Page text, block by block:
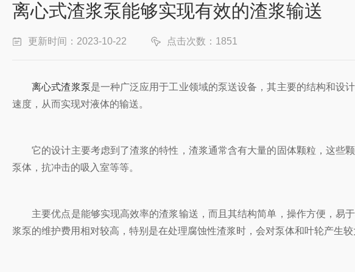
离心式渣浆泵能够实现有效的渣浆输送
更新时间：2023-10-22 点击次数：1851
离心式渣浆泵是一种广泛应用于工业领域的泵送设备，其主要的结构和设
速度，从而实现对液体的输送。
它的设计主要考虑到了渣浆的特性，渣浆通常含有大量的固体颗粒，这些
泵体，抗冲击的吸入室等等。
主要优点是能够实现高效率的渣浆输送，而且其结构简单，操作方便，易
浆泵的维护费用相对较高，特别是在处理腐蚀性渣浆时，会对泵体和叶轮产生较